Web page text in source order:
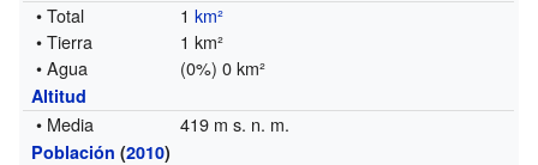
• Total 1km²
• Tierra
1 km²
• Agua
(0%) 0 km²
Altitud
• Media 419 m s. n. m.
Población (2010)